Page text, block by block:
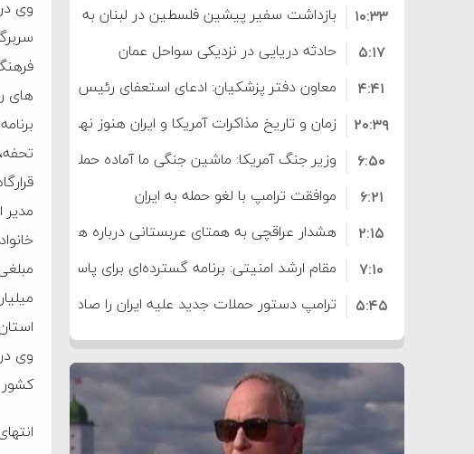
های
استان فارس 490 خانواده از
وی
بازداشت سفیر پیشین فلسطین در لبنان به اتهام فساد و
۱۰:۳۳
حادثه دریایی در نزدیکی سواحل عمان
۵:۱۷
معاون دفتر پزشکیان: ادعای استعفای رئیس‌جمهور
است
۴:۴۱
زمان و تاریخ مذاکرات آمریکا و ایران هنوز نهایی نشده
۲۰:۳۹
وزیر جنگ آمریکا: ماشین جنگی ما آماده حمله نظامی
۶:۵۰
موافقت ترامپ با لغو حمله به ایران
۶:۲۱
هشدار عراقچی به همتای عربستانی درباره همراهی با
۲:۱۵
مقام ارشد امنیتی: برنامه گسترده‌ای برای پاسخ به
۷:۱۰
ترامپ دستور حملات جدید علیه ایران را صادر کرد
۵:۴۵
سپاه: دو نفتکش متخلف مورد اصابت قرار گرفته و
۱۲:۵۹
ترامپ مدعی توافق تاریخی برای خلع سلاح کامل حماس
۸:۵۷
اعتراض عراقچی به همتای بلغارستانی به دلیل کمک به
ایران
۱۶:۱۹
کشورهایی که به متجاوزان کمک می کنند پاسخ سختی